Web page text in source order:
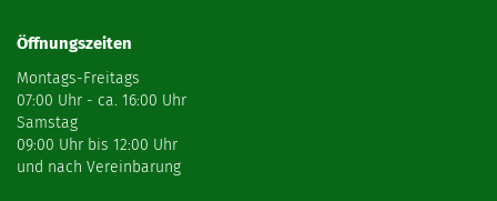
Öffnungszeiten
Montags-Freitags
07:00 Uhr - ca. 16:00 Uhr
Samstag
09:00 Uhr bis 12:00 Uhr
und nach Vereinbarung